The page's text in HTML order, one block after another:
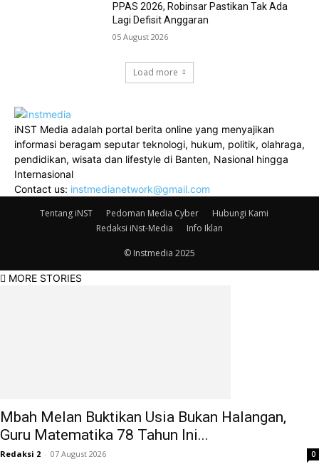
PPAS 2026, Robinsar Pastikan Tak Ada
Lagi Defisit Anggaran
05 August 2026
Load more
iNST Media adalah portal berita online yang menyajikan
informasi beragam seputar teknologi, hukum, politik, olahraga,
pendidikan, wisata dan lifestyle di Banten, Nasional hingga
Internasional
Contact us: instmedianetwork@gmail.com
Tentang iNST
Pedoman Media Cyber
Hubungi Kami
Redaksi iNst-Media
Info Iklan
© Instmedia 2025
MORE STORIES
Mbah Melan Buktikan Usia Bukan Halangan,
Guru Matematika 78 Tahun Ini...
Redaksi 2 - 07 August 2026 0